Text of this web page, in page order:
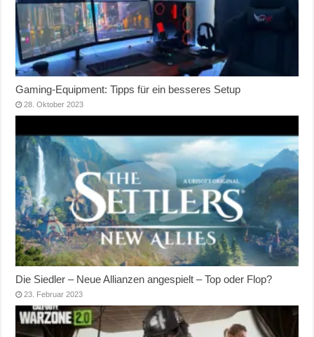
Gaming-Equipment: Tipps für ein besseres Setup
28. Oktober 2023
Die Siedler – Neue Allianzen angespielt – Top oder Flop?
23. Februar 2023